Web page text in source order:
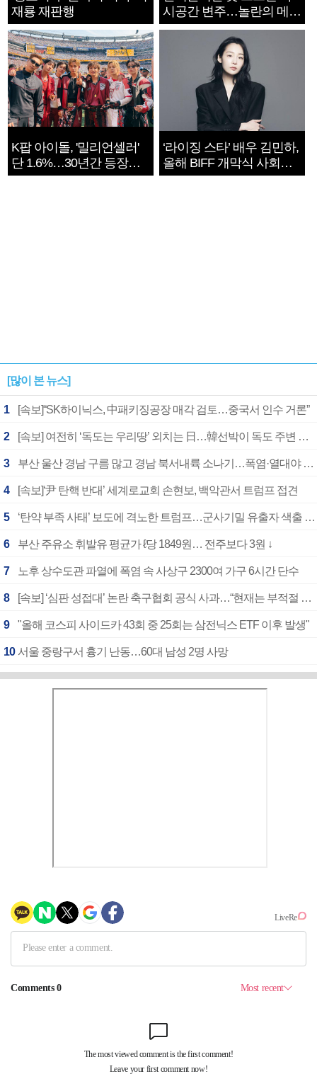
재룡 재판행
시공간 변주…놀란의 메시
지는 ‘전쟁 속죄’
K팝 아이돌, '밀리언셀러'
단 1.6%…30년간 등장
1182개팀 전수조사
‘라이징 스타’ 배우 김민하,
올해 BIFF 개막식 사회자
확정
[많이 본 뉴스]
1 [속보]“SK하이닉스, 中패키징공장 매각 검토…중국서 인수 거론”
2 [속보] 여전히 ‘독도는 우리땅’ 외치는 日…韓선박이 독도 주변 해양조사 활동하자 반발
3 부산 울산 경남 구름 많고 경남 북서내륙 소나기…폭염·열대야 계속
4 [속보]‘尹 탄핵 반대’ 세계로교회 손현보, 백악관서 트럼프 접견
5 ‘탄약 부족 사태’ 보도에 격노한 트럼프…군사기밀 유출자 색출 지시
6 부산 주유소 휘발유 평균가 ℓ당 1849원… 전주보다 3원 ↓
7 노후 상수도관 파열에 폭염 속 사상구 2300여 가구 6시간 단수
8 [속보] ‘심판 성접대’ 논란 축구협회 공식 사과…“현재는 부적절 행위 없어”
9 "올해 코스피 사이드카 43회 중 25회는 삼전닉스 ETF 이후 발생"
10 서울 중랑구서 흉기 난동…60대 남성 2명 사망